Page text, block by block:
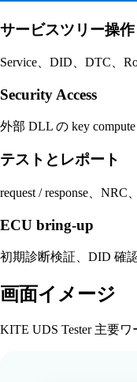
サービスツリー操作
Service、DID、DTC、
Security Access
外部 DLL の key
テストとレポート
request / response、
ECU bring-up
初期診断検証、DID 確
画面イメージ
KITE UDS Tester 主要